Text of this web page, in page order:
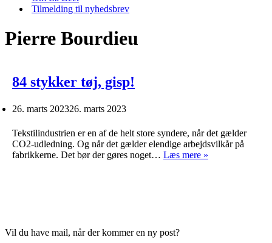
Tilmelding til nyhedsbrev
Pierre Bourdieu
84 stykker tøj, gisp!
26. marts 202326. marts 2023
Tekstilindustrien er en af de helt store syndere, når det gælder
CO2-udledning. Og når det gælder elendige arbejdsvilkår på
fabrikkerne. Det bør der gøres noget… Læs mere »
Vil du have mail, når der kommer en ny post?